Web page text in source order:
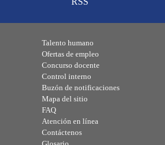
Talento humano
Ofertas de empleo
Concurso docente
Control interno
Buzón de notificaciones
Mapa del sitio
FAQ
Atención en línea
Contáctenos